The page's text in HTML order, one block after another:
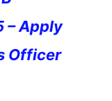
– Apply
Officer